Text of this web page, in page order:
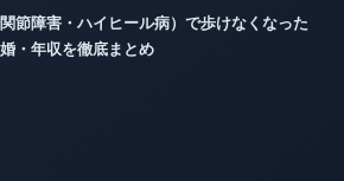
節障害・ハイヒール病）で歩けなくなった
・年収を徹底まとめ